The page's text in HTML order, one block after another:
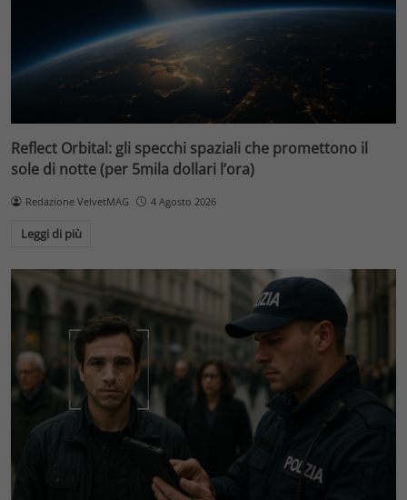
Reflect Orbital: gli specchi spaziali che promettono il
sole di notte (per 5mila dollari l’ora)
Redazione VelvetMAG 4 Agosto 2026
Leggi di più